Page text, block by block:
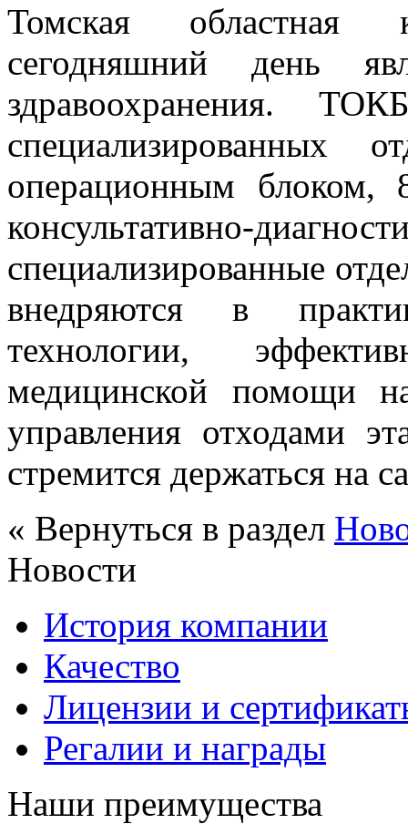
Томская областная
сегодняшний день
здравоохранения.
операционным блоком,
консультативно-
специализированные
внедряются в
технологии,
медицинской помощи
управления отходами
стремится держаться на
« Вернуться в раздел
Новости
История компании
Качество
Лицензии и
Регалии и награды
Наши преимущества